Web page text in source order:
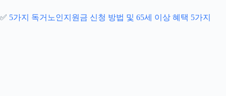
✅ 5가지 독거노인지원금 신청 방법 및 65세 이상 혜택 5가지